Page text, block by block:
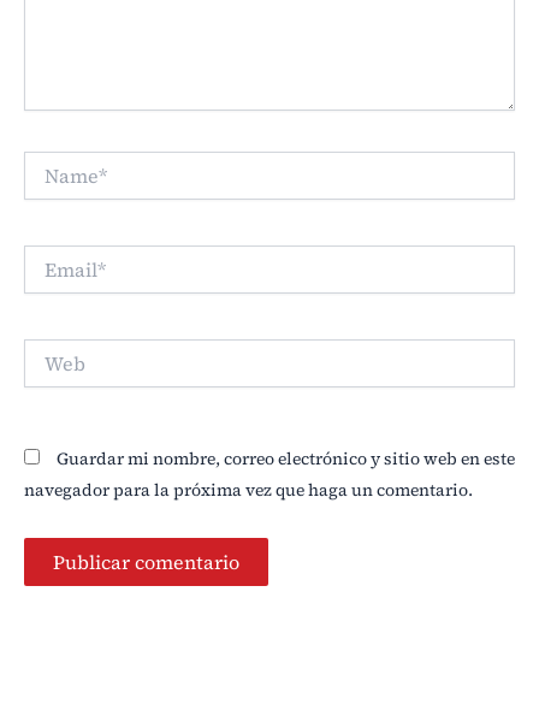
Guardar mi nombre, correo electrónico y sitio web en este
navegador para la próxima vez que haga un comentario.